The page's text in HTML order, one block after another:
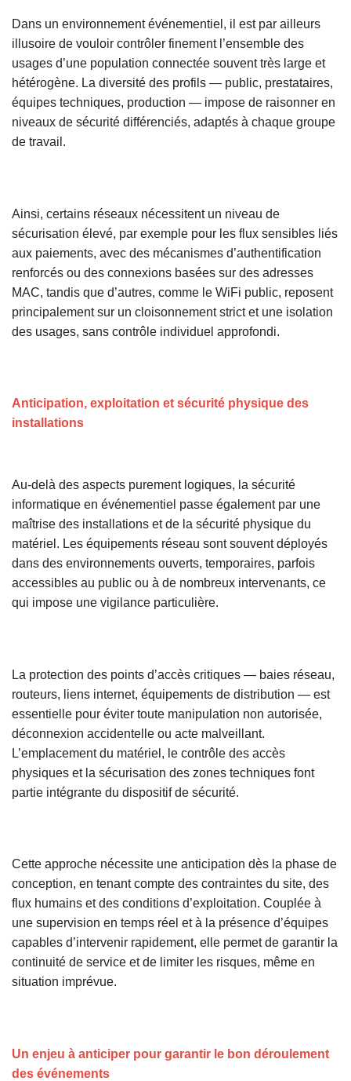
Dans un environnement événementiel, il est par ailleurs
illusoire de vouloir contrôler finement l’ensemble des
usages d’une population connectée souvent très large et
hétérogène. La diversité des profils — public, prestataires,
équipes techniques, production — impose de raisonner en
niveaux de sécurité différenciés, adaptés à chaque groupe
de travail.
Ainsi, certains réseaux nécessitent un niveau de
sécurisation élevé, par exemple pour les flux sensibles liés
aux paiements, avec des mécanismes d’authentification
renforcés ou des connexions basées sur des adresses
MAC, tandis que d’autres, comme le WiFi public, reposent
principalement sur un cloisonnement strict et une isolation
des usages, sans contrôle individuel approfondi.
Anticipation, exploitation et sécurité physique des
installations
Au-delà des aspects purement logiques, la sécurité
informatique en événementiel passe également par une
maîtrise des installations et de la sécurité physique du
matériel. Les équipements réseau sont souvent déployés
dans des environnements ouverts, temporaires, parfois
accessibles au public ou à de nombreux intervenants, ce
qui impose une vigilance particulière.
La protection des points d’accès critiques — baies réseau,
routeurs, liens internet, équipements de distribution — est
essentielle pour éviter toute manipulation non autorisée,
déconnexion accidentelle ou acte malveillant.
L’emplacement du matériel, le contrôle des accès
physiques et la sécurisation des zones techniques font
partie intégrante du dispositif de sécurité.
Cette approche nécessite une anticipation dès la phase de
conception, en tenant compte des contraintes du site, des
flux humains et des conditions d’exploitation. Couplée à
une supervision en temps réel et à la présence d’équipes
capables d’intervenir rapidement, elle permet de garantir la
continuité de service et de limiter les risques, même en
situation imprévue.
Un enjeu à anticiper pour garantir le bon déroulement
des événements